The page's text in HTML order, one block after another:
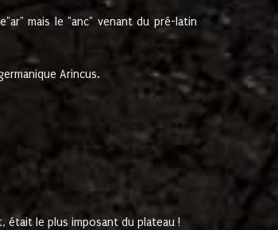
mais le "anc" venant du pré-latin
Arincus.
était le plus imposant du plateau !